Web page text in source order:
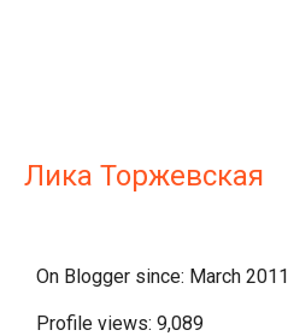
Лика Торжевская
On Blogger since: March 2011
Profile views: 9,089